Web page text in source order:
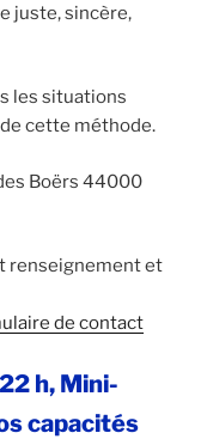
juste, sincère,
les situations
cette méthode.
Boërs 44000
renseignement et
de contact
h, Mini-
capacités